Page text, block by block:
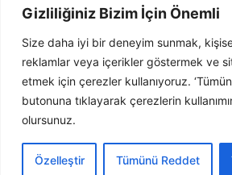
Gizliliğiniz Bizim İçin Önemli
Size daha iyi bir deneyim sunmak,
reklamlar veya içerikler göstermek ve
etmek için çerezler kullanıyoruz.
butonuna tıklayarak çerezlerin
olursunuz.
Özelleştir Tümünü Reddet
ALEVI
GAZETESI
Alevi